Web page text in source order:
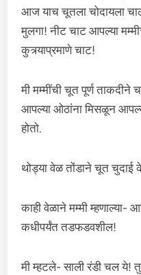
आज याच चूतला चोदायला
मुलगा! नीट चाट आपल्या
कुत्र्याप्रमाणे चाट!
मी मम्मींची चूत पूर्ण ताकदीने
आपल्या ओठांना मिसळून
होतो.
थोड्या वेळ तोंडाने चूत चुदाई
काही वेळाने मम्मी म्हणाल्या-
कधीपर्यंत तडफडवशील!
मी म्हटले- साली रंडी चल ये!